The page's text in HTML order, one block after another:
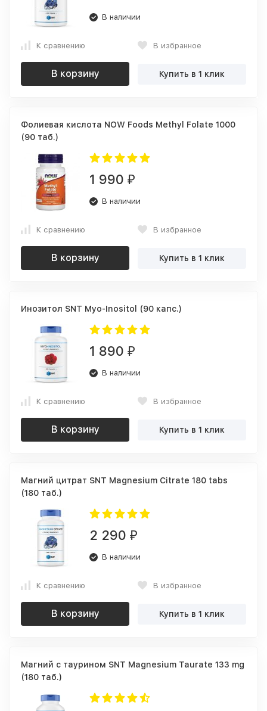
В наличии
К сравнению В избранное
В корзину Купить в 1 клик
Фолиевая кислота NOW Foods Methyl Folate 1000
(90 таб.)
1 990 ₽
В наличии
К сравнению В избранное
В корзину Купить в 1 клик
Инозитол SNT Myo-Inositol (90 капс.)
1 890 ₽
В наличии
К сравнению В избранное
В корзину Купить в 1 клик
Магний цитрат SNT Magnesium Citrate 180 tabs
(180 таб.)
2 290 ₽
В наличии
К сравнению В избранное
В корзину Купить в 1 клик
Магний c таурином SNT Magnesium Taurate 133 mg
(180 таб.)